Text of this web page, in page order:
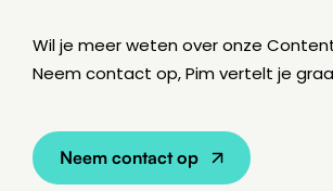
BLOG
Wil je meer weten over onze
Neem contact op, Pim vertelt je
Neem contact op